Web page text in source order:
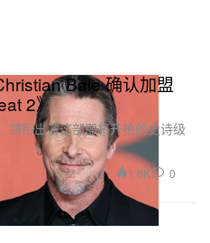
Bale 确认加盟
2》
领衔出演这部即将开拍的史诗级
1.8K 0